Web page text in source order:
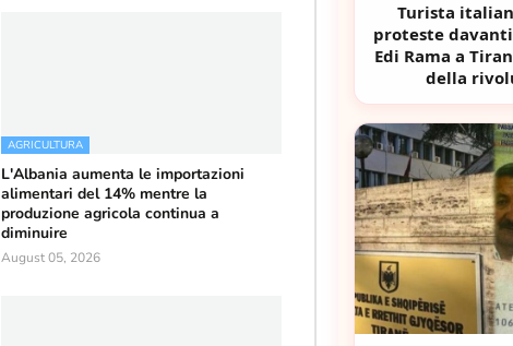
AGRICULTURA
L'Albania aumenta le importazioni
alimentari del 14% mentre la
produzione agricola continua a
diminuire
August 05, 2026
Turista
proteste
Edi Rama a
della